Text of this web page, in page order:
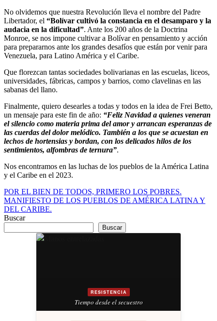
No olvidemos que nuestra Revolución lleva el nombre del Padre
Libertador, el “Bolívar cultivó la constancia en el desamparo y la
audacia en la dificultad”. Ante los 200 años de la Doctrina
Monroe, se nos impone cultivar a Bolívar en pensamiento y acción
para prepararnos ante los grandes desafíos que están por venir para
Venezuela, para Latino América y el Caribe.
Que florezcan tantas sociedades bolivarianas en las escuelas, liceos,
universidades, fábricas, campos y barrios, como clavelinas en las
sabanas del llano.
Finalmente, quiero desearles a todas y todos en la idea de Frei Betto,
un mensaje para este fin de año: “Feliz Navidad a quienes veneran
el silencio como materia prima del amor y arrancan esperanzas de
las cuerdas del dolor melódico. También a los que se acuestan en
lechos de hortensias y bordan, con los delicados hilos de los
sentimientos, alfombras de ternura”.
Nos encontramos en las luchas de los pueblos de la América Latina
y el Caribe en el 2023.
Navegación
de
entradas
POR EL BIEN DE TODOS, PRIMERO LOS POBRES.
MANIFIESTO DE LOS PUEBLOS DE AMÉRICA LATINA Y
DEL CARIBE.
Buscar
Buscar
RESISTENCIA
Tiempo desde el secuestro